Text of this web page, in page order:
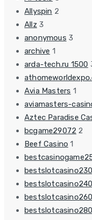
Allyspin 2
Allz 3
anonymous 3
archive 1
arda-tech.ru 1500
Avia Masters 1
aviamasters-
Aztec Paradise
bcgame29072 2
Beef Casino 1